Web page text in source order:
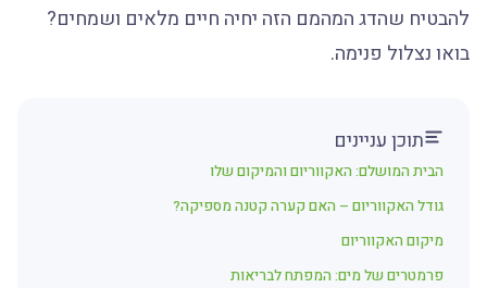
להבטיח שהדג המהמם הזה יחיה חיים מלאים ושמחים?
בואו נצלול פנימה.
תוכן עניינים
הבית המושלם: האקווריום והמיקום שלו
גודל האקווריום – האם קערה קטנה מספיקה?
מיקום האקווריום
פרמטרים של מים: המפתח לבריאות